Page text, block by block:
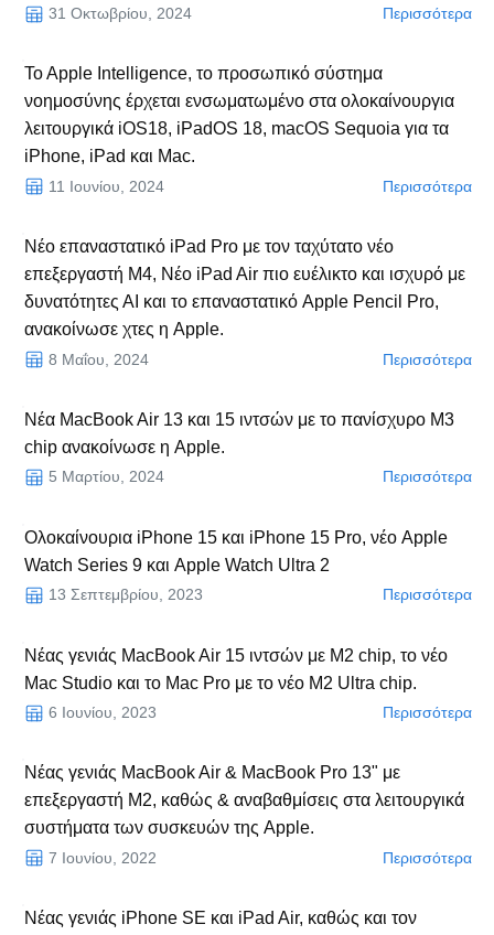
31 Οκτωβρίου, 2024 Περισσότερα
To Apple Intelligence, το προσωπικό σύστημα
νοημοσύνης έρχεται ενσωματωμένο στα ολοκαίνουργια
λειτουργικά iOS18, iPadOS 18, macOS Sequoia για τα
iPhone, iPad και Mac.
11 Ιουνίου, 2024 Περισσότερα
Νέο επαναστατικό iPad Pro με τον ταχύτατο νέο
επεξεργαστή Μ4, Νέo iPad Air πιο ευέλικτο και ισχυρό με
δυνατότητες ΑΙ και το επαναστατικό Apple Pencil Pro,
ανακοίνωσε χτες η Apple.
8 Μαΐου, 2024 Περισσότερα
Νέα MacBook Air 13 και 15 ιντσών με το πανίσχυρο M3
chip ανακοίνωσε η Apple.
5 Μαρτίου, 2024 Περισσότερα
Ολοκαίνουρια iPhone 15 και iPhone 15 Pro, νέο Apple
Watch Series 9 και Apple Watch Ultra 2
13 Σεπτεμβρίου, 2023 Περισσότερα
Νέας γενιάς MacBook Air 15 ιντσών με Μ2 chip, το νέο
Mac Studio και το Mac Pro με το νέο M2 Ultra chip.
6 Ιουνίου, 2023 Περισσότερα
Νέας γενιάς MacBook Air & MacBook Pro 13" με
επεξεργαστή M2, καθώς & αναβαθμίσεις στα λειτουργικά
συστήματα των συσκευών της Apple.
7 Ιουνίου, 2022 Περισσότερα
Νέας γενιάς iPhone SE και iPad Air, καθώς και τον